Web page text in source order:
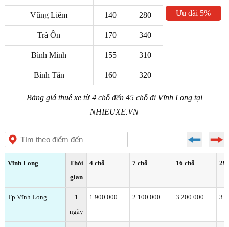
Ưu đãi 5%
Vũng Liêm 140 280
Trà Ôn 170 340
Bình Minh 155 310
Bình Tân 160 320
Bảng giá thuê xe từ 4 chỗ đến 45 chỗ đi Vĩnh Long tại
NHIEUXE.VN
Vĩnh Long
Thời
gian
4 chỗ 7 chỗ 16 chỗ 29
Tp Vĩnh Long
1
ngày
1.900.000 2.100.000 3.200.000